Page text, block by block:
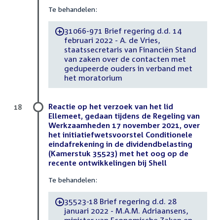
Te behandelen:
-31066-971 Brief regering d.d. 14
februari 2022 - A. de Vries,
staatssecretaris van Financiën Stand
van zaken over de contacten met
gedupeerde ouders in verband met
het moratorium
Reactie op het verzoek van het lid
Ellemeet, gedaan tijdens de Regeling van
Werkzaamheden 17 november 2021, over
het initiatiefwetsvoorstel Conditionele
eindafrekening in de dividendbelasting
(Kamerstuk 35523) met het oog op de
recente ontwikkelingen bij Shell
Te behandelen:
-35523-18 Brief regering d.d. 28
januari 2022 - M.A.M. Adriaansens,
18